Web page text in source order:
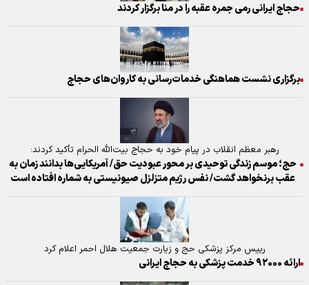
حجاج ایرانی رمی جمره عقبه را در منا برگزار کردند
برگزاری نشست هماهنگی خدمات‌رسانی به کاروان‌های حجاج
رهبر معظم انقلاب در پیام خود به حجاج بیت‌الله الحرام تأکید کردند:
حج؛ موسم زندگی توحیدی بر محور عبودیت حق/ آمریکایی‌ها بدانند زمان به
عقب برنخواهد گشت/ نفس رژیم متزلزل صیونیستی به شماره افتاده است
رییس مرکز پزشکی حج و زیارت جمعیت هلال احمر اعلام کرد
ارائه ۹۲۰۰۰ خدمت پزشکی به حجاج ایرانی